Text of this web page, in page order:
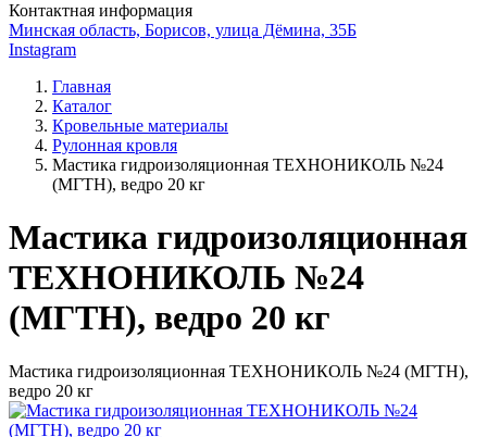
Контактная информация
Минская область, Борисов, улица Дёмина, 35Б
Instagram
Главная
Каталог
Кровельные материалы
Рулонная кровля
Мастика гидроизоляционная ТЕХНОНИКОЛЬ №24
(МГТН), ведро 20 кг
Мастика гидроизоляционная
ТЕХНОНИКОЛЬ №24
(МГТН), ведро 20 кг
Мастика гидроизоляционная ТЕХНОНИКОЛЬ №24 (МГТН),
ведро 20 кг